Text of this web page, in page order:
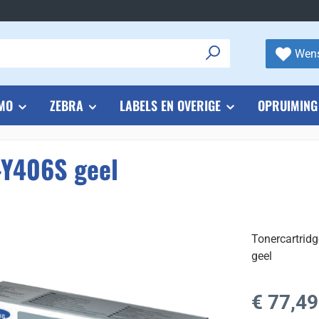
ZEBRA LABELS EN OVERIGE OPRUIMING
geel
geel
Normale prijs:
€ 77,49